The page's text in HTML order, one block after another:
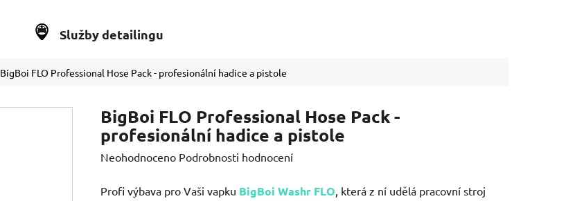
Služby detailingu
BigBoi FLO Professional Hose Pack - profesionální hadice a pistole
BigBoi FLO Professional Hose Pack -
profesionální hadice a pistole
Průměrné
produktu
Neohodnoceno Podrobnosti hodnocení
Profi výbava pro Vaši vapku BigBoi Washr FLO , která z ní udělá pracovní stroj